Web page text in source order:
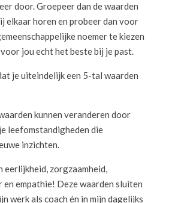
door. Groepeer dan de waarden
elkaar horen en probeer dan voor
noemer te kiezen
jou echt het beste bij je past.
je uiteindelijk een 5-tal waarden
kunnen veranderen door
leefomstandigheden die
inzichten.
eerlijkheid, zorgzaamheid,
empathie! Deze waarden sluiten
werk als coach én in mijn dagelijks